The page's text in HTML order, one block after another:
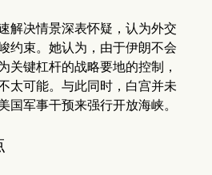
解决情景深表怀疑，认为外交
约束。她认为，由于伊朗不会
关键杠杆的战略要地的控制，
太可能。与此同时，白宫并未
国军事干预来强行开放海峡。